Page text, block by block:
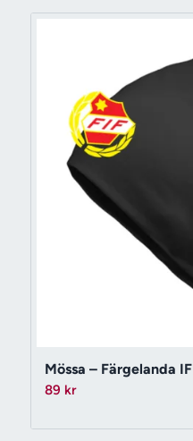
Mössa – Färgelanda IF
89 kr